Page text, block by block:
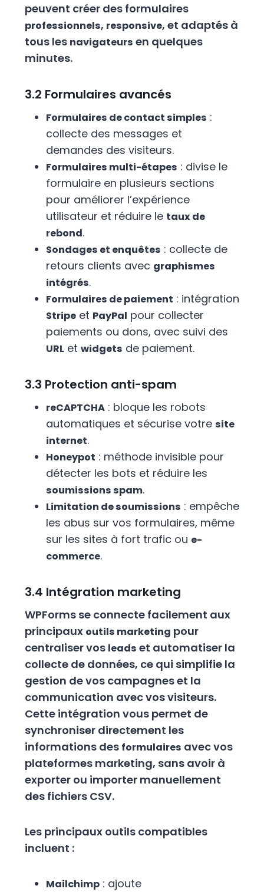
peuvent créer des formulaires
professionnels, responsive, et adaptés à
tous les navigateurs en quelques
minutes.
3.2 Formulaires avancés
Formulaires de contact simples :
collecte des messages et
demandes des visiteurs.
Formulaires multi-étapes : divise le
formulaire en plusieurs sections
pour améliorer l’expérience
utilisateur et réduire le taux de
rebond.
Sondages et enquêtes : collecte de
retours clients avec graphismes
intégrés.
Formulaires de paiement : intégration
Stripeet PayPal pour collecter
paiements ou dons, avec suivi des
URLet widgets de paiement.
3.3 Protection anti-spam
reCAPTCHA: bloque les robots
automatiques et sécurise votre site
internet.
Honeypot : méthode invisible pour
détecter les bots et réduire les
soumissions spam.
Limitation de soumissions : empêche
les abus sur vos formulaires, même
sur les sites à fort trafic ou e-
commerce.
3.4 Intégration marketing
WPForms se connecte facilement aux
principaux outils marketing pour
centraliser vos leads et automatiser la
collecte de données, ce qui simplifie la
gestion de vos campagnes et la
communication avec vos visiteurs.
Cette intégration vous permet de
synchroniser directement les
informations des formulaires avec vos
plateformes marketing, sans avoir à
exporter ou importer manuellement
des fichiers CSV.
Les principaux outils compatibles
incluent :
Mailchimp: ajoute